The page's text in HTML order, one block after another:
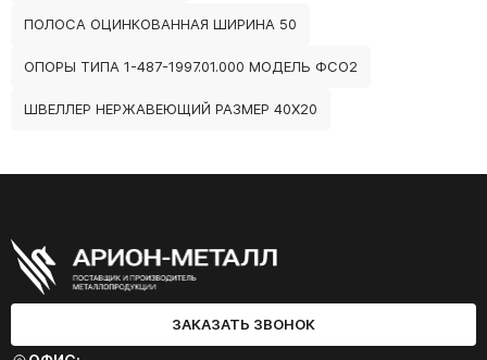
ПОЛОСА ОЦИНКОВАННАЯ ШИРИНА 50
ОПОРЫ ТИПА 1-487-1997.01.000 МОДЕЛЬ ФСО2
ШВЕЛЛЕР НЕРЖАВЕЮЩИЙ РАЗМЕР 40Х20
ЗАКАЗАТЬ ЗВОНОК